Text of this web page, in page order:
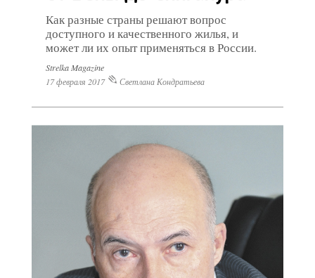
Как разные страны решают вопрос
доступного и качественного жилья, и
может ли их опыт применяться в России.
Strelka Magazine
17 февраля 2017
Светлана Кондратьева